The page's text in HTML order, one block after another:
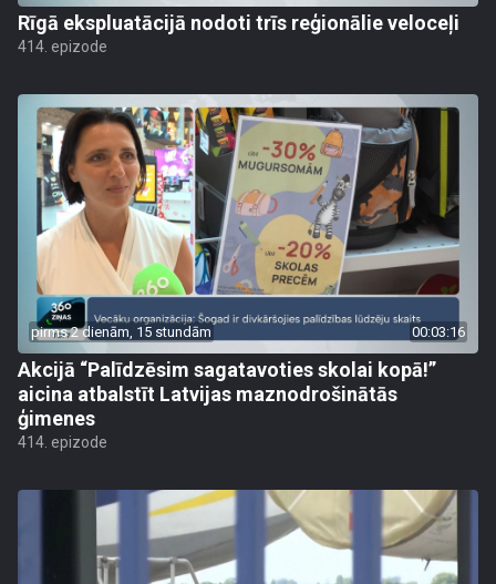
Rīgā ekspluatācijā nodoti trīs reģionālie veloceļi
414. epizode
pirms 2 dienām, 15 stundām 00:03:16
Akcijā “Palīdzēsim sagatavoties skolai kopā!”
aicina atbalstīt Latvijas maznodrošinātās
ģimenes
414. epizode